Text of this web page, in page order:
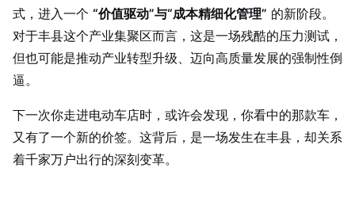
式，进入一个 “价值驱动”与“成本精细化管理” 的新阶段。
对于丰县这个产业集聚区而言，这是一场残酷的压力测试，
但也可能是推动产业转型升级、迈向高质量发展的强制性倒
逼。
下一次你走进电动车店时，或许会发现，你看中的那款车，
又有了一个新的价签。这背后，是一场发生在丰县，却关系
着千家万户出行的深刻变革。